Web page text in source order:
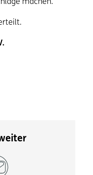
machen.